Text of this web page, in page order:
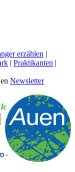
erzählen |
| Praktikanten |
Newsletter